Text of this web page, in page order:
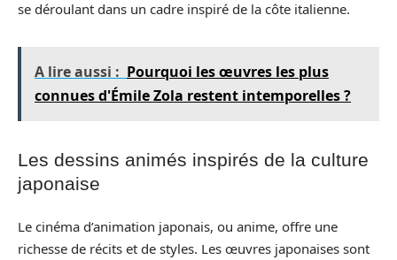
se déroulant dans un cadre inspiré de la côte italienne.
A lire aussi : Pourquoi les œuvres les plus
connues d'Émile Zola restent intemporelles ?
Les dessins animés inspirés de la culture
japonaise
Le cinéma d’animation japonais, ou anime, offre une
richesse de récits et de styles. Les œuvres japonaises sont